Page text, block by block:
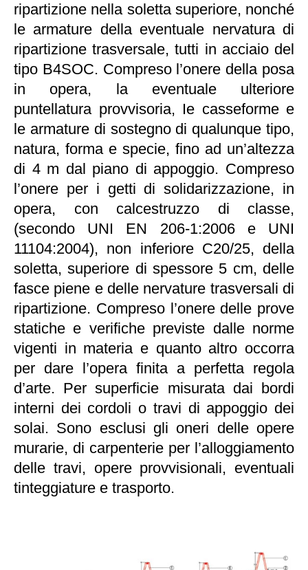
ripartizione nella soletta superiore, nonché
le armature della eventuale nervatura di
ripartizione trasversale, tutti in acciaio del
tipo B4SOC. Compreso l’onere della posa
in opera, la eventuale ulteriore
puntellatura provvisoria, Ie casseforme e
le armature di sostegno di qualunque tipo,
natura, forma e specie, fino ad un’altezza
di 4 m dal piano di appoggio. Compreso
l’onere per i getti di solidarizzazione, in
opera, con calcestruzzo di classe,
(secondo UNI EN 206-1:2006 e UNI
11104:2004), non inferiore C20/25, della
soletta, superiore di spessore 5 cm, delle
fasce piene e delle nervature trasversali di
ripartizione. Compreso l’onere delle prove
statiche e verifiche previste dalle norme
vigenti in materia e quanto altro occorra
per dare l’opera finita a perfetta regola
d’arte. Per superficie misurata dai bordi
interni dei cordoli o travi di appoggio dei
solai. Sono esclusi gli oneri delle opere
murarie, di carpenterie per l’alloggiamento
delle travi, opere provvisionali, eventuali
tinteggiature e trasporto.